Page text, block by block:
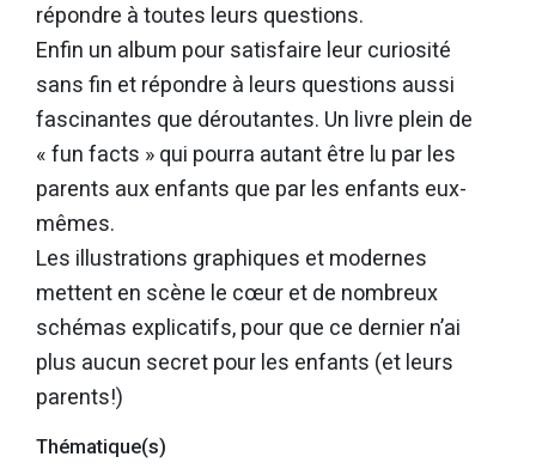
répondre à toutes leurs questions.
Enfin un album pour satisfaire leur curiosité
sans fin et répondre à leurs questions aussi
fascinantes que déroutantes. Un livre plein de
« fun facts » qui pourra autant être lu par les
parents aux enfants que par les enfants eux-
mêmes.
Les illustrations graphiques et modernes
mettent en scène le cœur et de nombreux
schémas explicatifs, pour que ce dernier n’ai
plus aucun secret pour les enfants (et leurs
parents!)
Thématique(s)